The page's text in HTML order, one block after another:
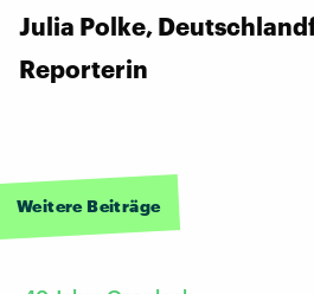
Julia Polke,
Reporterin
Weitere Beiträge